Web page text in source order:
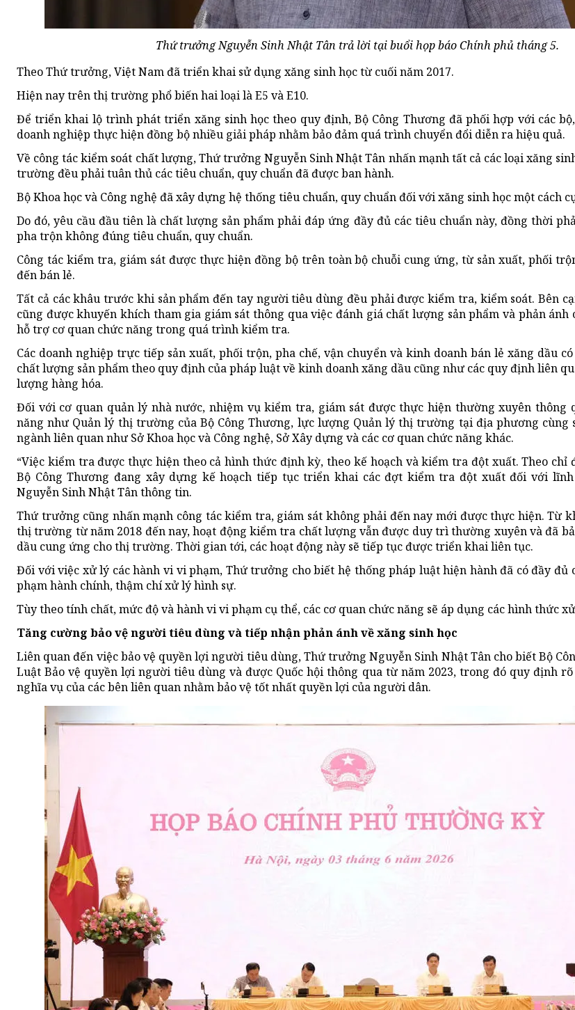
Thứ trưởng Nguyễn Sinh Nhật Tân trả lời tại buổi họp báo Chính phủ tháng 5.
Theo Thứ trưởng, Việt Nam đã triển khai sử dụng xăng sinh học từ cuối năm 2017.
Hiện nay trên thị trường phổ biến hai loại là E5 và E10.
Để triển khai lộ trình phát triển xăng sinh học theo quy định, Bộ Công Thương đã phối hợp với các
doanh nghiệp thực hiện đồng bộ nhiều giải pháp nhằm bảo đảm quá trình chuyển đổi diễn ra hiệu quả.
Về công tác kiểm soát chất lượng, Thứ trưởng Nguyễn Sinh Nhật Tân nhấn mạnh tất cả các loại xăng
trường đều phải tuân thủ các tiêu chuẩn, quy chuẩn đã được ban hành.
Bộ Khoa học và Công nghệ đã xây dựng hệ thống tiêu chuẩn, quy chuẩn đối với xăng sinh học một cách
Do đó, yêu cầu đầu tiên là chất lượng sản phẩm phải đáp ứng đầy đủ các tiêu chuẩn này, đồng thời
pha trộn không đúng tiêu chuẩn, quy chuẩn.
Công tác kiểm tra, giám sát được thực hiện đồng bộ trên toàn bộ chuỗi cung ứng, từ sản xuất, phối
đến bán lẻ.
Tất cả các khâu trước khi sản phẩm đến tay người tiêu dùng đều phải được kiểm tra, kiểm soát. Bên
cũng được khuyến khích tham gia giám sát thông qua việc đánh giá chất lượng sản phẩm và phản ánh
hỗ trợ cơ quan chức năng trong quá trình kiểm tra.
Các doanh nghiệp trực tiếp sản xuất, phối trộn, pha chế, vận chuyển và kinh doanh bán lẻ xăng dầu
chất lượng sản phẩm theo quy định của pháp luật về kinh doanh xăng dầu cũng như các quy định liên
lượng hàng hóa.
Đối với cơ quan quản lý nhà nước, nhiệm vụ kiểm tra, giám sát được thực hiện thường xuyên thông
năng như Quản lý thị trường của Bộ Công Thương, lực lượng Quản lý thị trường tại địa phương cùng
ngành liên quan như Sở Khoa học và Công nghệ, Sở Xây dựng và các cơ quan chức năng khác.
“Việc kiểm tra được thực hiện theo cả hình thức định kỳ, theo kế hoạch và kiểm tra đột xuất. Theo chỉ
Bộ Công Thương đang xây dựng kế hoạch tiếp tục triển khai các đợt kiểm tra đột xuất đối với
Nguyễn Sinh Nhật Tân thông tin.
Thứ trưởng cũng nhấn mạnh công tác kiểm tra, giám sát không phải đến nay mới được thực hiện. Từ
thị trường từ năm 2018 đến nay, hoạt động kiểm tra chất lượng vẫn được duy trì thường xuyên và đã
dầu cung ứng cho thị trường. Thời gian tới, các hoạt động này sẽ tiếp tục được triển khai liên tục.
Đối với việc xử lý các hành vi vi phạm, Thứ trưởng cho biết hệ thống pháp luật hiện hành đã có đầy đủ
phạm hành chính, thậm chí xử lý hình sự.
Tùy theo tính chất, mức độ và hành vi vi phạm cụ thể, các cơ quan chức năng sẽ áp dụng các hình thức
Tăng cường bảo vệ người tiêu dùng và tiếp nhận phản ánh về xăng sinh học
Liên quan đến việc bảo vệ quyền lợi người tiêu dùng, Thứ trưởng Nguyễn Sinh Nhật Tân cho biết Bộ
Luật Bảo vệ quyền lợi người tiêu dùng và được Quốc hội thông qua từ năm 2023, trong đó quy định
nghĩa vụ của các bên liên quan nhằm bảo vệ tốt nhất quyền lợi của người dân.